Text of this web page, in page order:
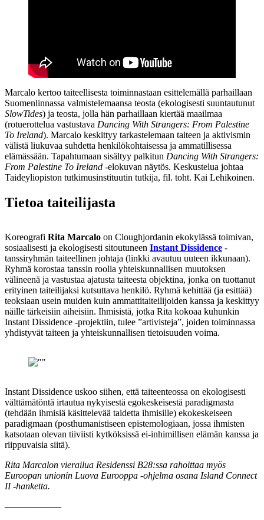
Marcalo kertoo taiteellisesta toiminnastaan esittelemällä parhaillaan
Suomenlinnassa valmistelemaansa teosta (ekologisesti suuntautunut
SlowTides) ja teosta, jolla hän parhaillaan kiertää maailmaa
(rotuerottelua vastustava Dancing With Strangers: From Palestine
To Ireland). Marcalo keskittyy tarkastelemaan taiteen ja aktivismin
välistä liukuvaa suhdetta henkilökohtaisessa ja ammatillisessa
elämässään. Tapahtumaan sisältyy palkitun Dancing With Strangers:
From Palestine To Ireland -elokuvan näytös. Keskustelua johtaa
Taideyliopiston tutkimusinstituutin tutkija, fil. toht. Kai Lehikoinen.
Tietoa taiteilijasta
Koreografi Rita Marcalo on Cloughjordanin ekokylässä toimivan,
sosiaalisesti ja ekologisesti sitoutuneen Instant Dissidence -
tanssiryhmän taiteellinen johtaja (linkki avautuu uuteen ikkunaan).
Ryhmä korostaa tanssin roolia yhteiskunnallisen muutoksen
välineenä ja vastustaa ajatusta taiteesta objektina, jonka on tuottanut
erityinen taiteilijaksi kutsuttava henkilö. Ryhmä kehittää (ja esittää)
teoksiaan usein muiden kuin ammattitaiteilijoiden kanssa ja keskittyy
näille tärkeisiin aiheisiin. Ihmisistä, jotka Rita kokoaa kuhunkin
Instant Dissidence -projektiin, tulee ”artivisteja”, joiden toiminnassa
yhdistyvät taiteen ja yhteiskunnallisen tietoisuuden voima.
Instant Dissidence uskoo siihen, että taiteenteossa on ekologisesti
välttämätöntä irtautua nykyisestä egokeskeisestä paradigmasta
(tehdään ihmisiä käsittelevää taidetta ihmisille) ekokeskeiseen
paradigmaan (posthumanistiseen epistemologiaan, jossa ihmisten
katsotaan olevan tiiviisti kytköksissä ei-inhimillisen elämän kanssa ja
riippuvaisia siitä).
Rita Marcalon vierailua Residenssi B28:ssa rahoittaa myös
Euroopan unionin Luova Eurooppa -ohjelma osana Island Connect
II -hanketta.
––––––––––––